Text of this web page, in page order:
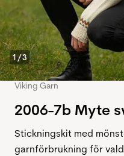
1/3
Viking Garn
2006-7b Myte
Stickningskit med
garnförbrukning för